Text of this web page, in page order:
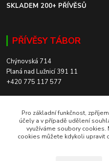
SKLADEM 200+ PŘÍVĚSŮ
PŘÍVĚSY TÁBOR
Chýnovská 714
Planá nad Lužnicí 391 11
+420 775 117 577
ROZVOZ PO CELÉ ČR
Pro základní funkčnost,
účely a v případě udělení
využíváme soubory
cookies můžete kdykoli upravit